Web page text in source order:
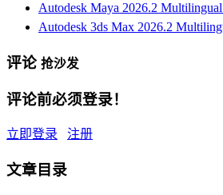
Autodesk Maya 2026.2
Autodesk 3ds Max 2026.2
评论 抢沙发
评论前必须登录！
立即登录 注册
文章目录